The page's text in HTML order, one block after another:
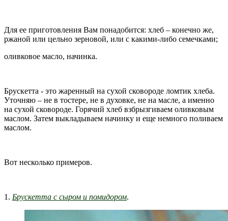
Для ее приготовления Вам понадобится: хлеб – конечно же,
ржаной или цельно зерновой, или с какими-либо семечками;
оливковое масло, начинка.
Брускетта - это жаренный на сухой сковороде ломтик хлеба.
Уточняю – не в тостере, не в духовке, не на масле, а именно
на сухой сковороде. Горячий хлеб взбрызгиваем оливковым
маслом. Затем выкладываем начинку и еще немного поливаем
маслом.
Вот несколько примеров.
1. Брускетта с сыром и помидором.